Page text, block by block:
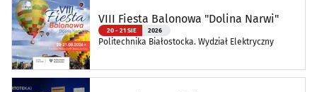
VIII Fiesta Balonowa "Dolina Narwi"
20 - 21 SIE 2026
Politechnika Białostocka. Wydział Elektryczny